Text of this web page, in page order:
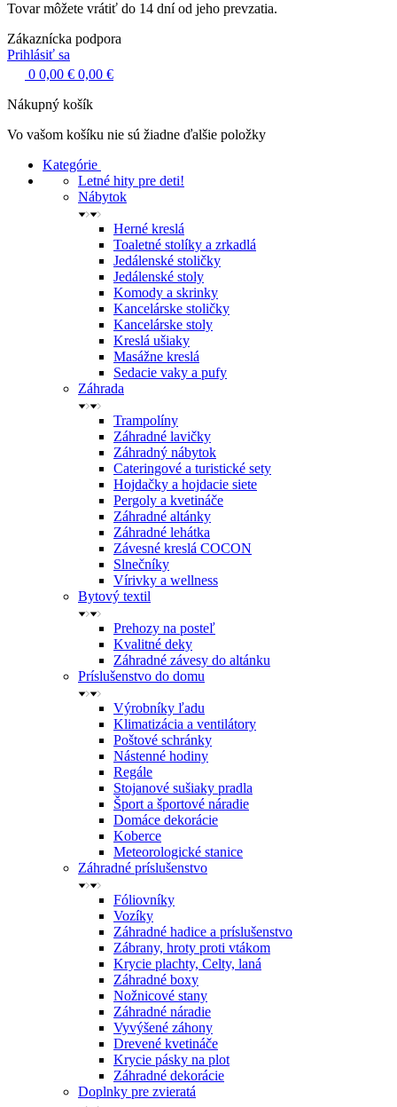
Tovar môžete vrátiť do 14 dní od jeho prevzatia.
Zákaznícka podpora
Prihlásiť sa
0 0,00 € 0,00 €
Nákupný košík
Vo vašom košíku nie sú žiadne ďalšie položky
Kategórie
Letné hity pre deti!
Nábytok
Herné kreslá
Toaletné stolíky a zrkadlá
Jedálenské stoličky
Jedálenské stoly
Komody a skrinky
Kancelárske stoličky
Kancelárske stoly
Kreslá ušiaky
Masážne kreslá
Sedacie vaky a pufy
Záhrada
Trampolíny
Záhradné lavičky
Záhradný nábytok
Cateringové a turistické sety
Hojdačky a hojdacie siete
Pergoly a kvetináče
Záhradné altánky
Záhradné lehátka
Závesné kreslá COCON
Slnečníky
Vírivky a wellness
Bytový textil
Prehozy na posteľ
Kvalitné deky
Záhradné závesy do altánku
Príslušenstvo do domu
Výrobníky ľadu
Klimatizácia a ventilátory
Poštové schránky
Nástenné hodiny
Regále
Stojanové sušiaky pradla
Šport a športové náradie
Domáce dekorácie
Koberce
Meteorologické stanice
Záhradné príslušenstvo
Fóliovníky
Vozíky
Záhradné hadice a príslušenstvo
Zábrany, hroty proti vtákom
Krycie plachty, Celty, laná
Záhradné boxy
Nožnicové stany
Záhradné náradie
Vyvýšené záhony
Drevené kvetináče
Krycie pásky na plot
Záhradné dekorácie
Doplnky pre zvieratá